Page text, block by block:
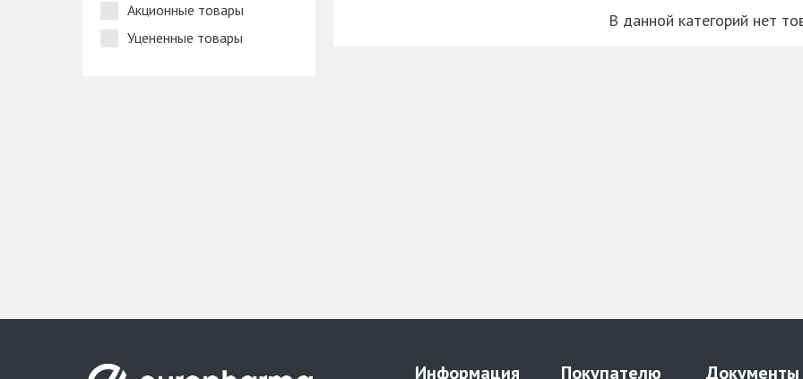
Акционные товары
Уцененные товары
В данной категорий нет
Информация Покупателю Документы